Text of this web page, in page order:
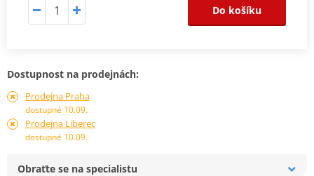
Do košíku
Dostupnost na prodejnách:
Prodejna Praha
dostupné 10.09.
Prodejna Liberec
dostupné 10.09.
Obraťte se na specialistu